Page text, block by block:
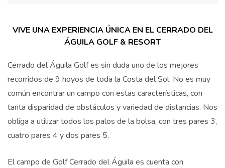
VIVE UNA EXPERIENCIA ÚNICA EN EL CERRADO DEL
ÁGUILA GOLF & RESORT
Cerrado del Águila Golf es sin duda uno de los mejores
recorridos de 9 hoyos de toda la Costa del Sol. No es muy
común encontrar un campo con estas características, con
tanta disparidad de obstáculos y variedad de distancias. Nos
obliga a utilizar todos los palos de la bolsa, con tres pares 3,
cuatro pares 4 y dos pares 5.
El campo de Golf Cerrado del Águila es cuenta con